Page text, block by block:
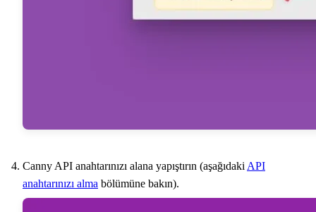
Canny API anahtarınızı alana yapıştırın (aşağıdaki API
anahtarınızı alma bölümüne bakın).